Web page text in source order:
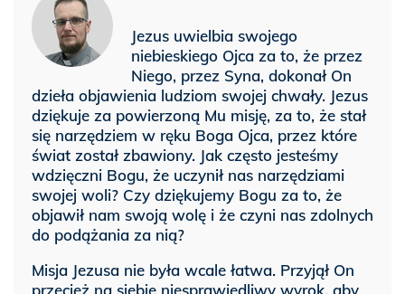
Jezus uwielbia swojego
niebieskiego Ojca za to, że przez
Niego, przez Syna, dokonał On
dzieła objawienia ludziom swojej chwały. Jezus
dziękuje za powierzoną Mu misję, za to, że stał
się narzędziem w ręku Boga Ojca, przez które
świat został zbawiony. Jak często jesteśmy
wdzięczni Bogu, że uczynił nas narzędziami
swojej woli? Czy dziękujemy Bogu za to, że
objawił nam swoją wolę i że czyni nas zdolnych
do podążania za nią?
Misja Jezusa nie była wcale łatwa. Przyjął On
przecież na siebie niesprawiedliwy wyrok, aby